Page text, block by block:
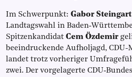
Im Schwerpunkt: Gabor Steingart
Landtagswahl in
Spitzenkandidat Cem Özdemir
beeindruckende Aufholjagd, CDU-
landet trotz vorheriger
zwei. Der vorgelagerte